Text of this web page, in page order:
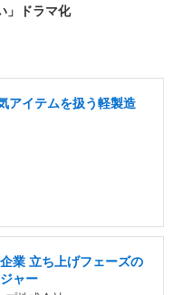
」ドラマ化
アイテムを扱う軽製造
業 立ち上げフェーズの
ャー